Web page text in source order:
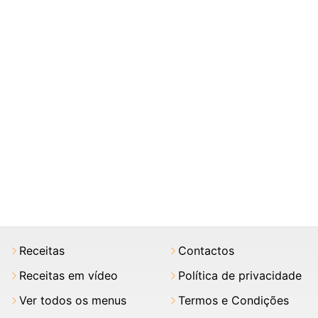
Receitas
Receitas em vídeo
Ver todos os menus
Contactos
Política de privacidade
Termos e Condições